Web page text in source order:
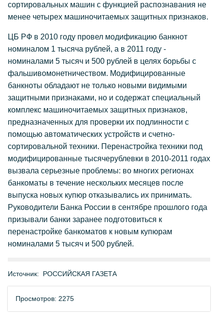
сортировальных машин с функцией распознавания не
менее четырех машиночитаемых защитных признаков.
ЦБ РФ в 2010 году провел модификацию банкнот
номиналом 1 тысяча рублей, а в 2011 году -
номиналами 5 тысяч и 500 рублей в целях борьбы с
фальшивомонетничеством. Модифицированные
банкноты обладают не только новыми видимыми
защитными признаками, но и содержат специальный
комплекс машиночитаемых защитных признаков,
предназначенных для проверки их подлинности с
помощью автоматических устройств и счетно-
сортировальной техники. Перенастройка техники под
модифицированные тысячерублевки в 2010-2011 годах
вызвала серьезные проблемы: во многих регионах
банкоматы в течение нескольких месяцев после
выпуска новых купюр отказывались их принимать.
Руководители Банка России в сентябре прошлого года
призывали банки заранее подготовиться к
перенастройке банкоматов к новым купюрам
номиналами 5 тысяч и 500 рублей.
Источник: РОССИЙСКАЯ ГАЗЕТА
Просмотров: 2275